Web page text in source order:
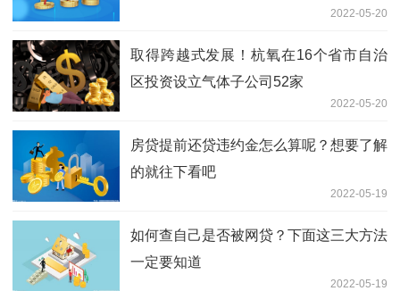
2022-05-20
取得跨越式发展！杭氧在16个省市自治
区投资设立气体子公司52家
2022-05-20
房贷提前还贷违约金怎么算呢？想要了解
的就往下看吧
2022-05-19
如何查自己是否被网贷？下面这三大方法
一定要知道
2022-05-19